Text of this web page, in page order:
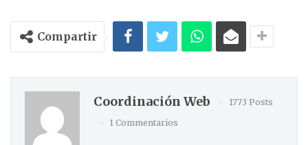
Compartir
Coordinación Web
1773 Posts
1 Commentarios